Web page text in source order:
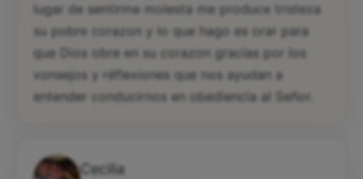
lugar de sentirme molesta me produce tristeza
su pobre corazon y lo que hago es orar para
que Dios obre en su corazon gracias por los
vonsejos y réflexiones que nos ayudan a
entender conducirnos en obediencia al Señor.
Cecilia